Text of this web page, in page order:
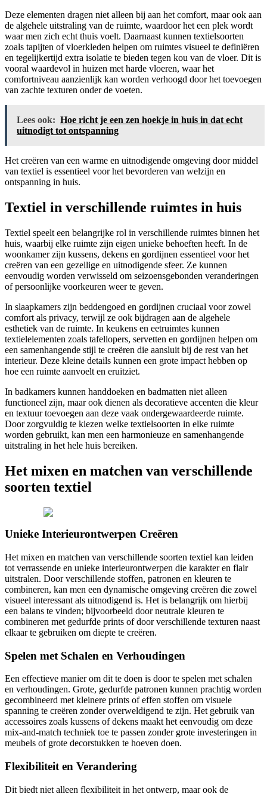
Deze elementen dragen niet alleen bij aan het comfort, maar ook aan
de algehele uitstraling van de ruimte, waardoor het een plek wordt
waar men zich echt thuis voelt. Daarnaast kunnen textielsoorten
zoals tapijten of vloerkleden helpen om ruimtes visueel te definiëren
en tegelijkertijd extra isolatie te bieden tegen kou van de vloer. Dit is
vooral waardevol in huizen met harde vloeren, waar het
comfortniveau aanzienlijk kan worden verhoogd door het toevoegen
van zachte texturen onder de voeten.
Lees ook: Hoe richt je een zen hoekje in huis in dat echt
uitnodigt tot ontspanning
Het creëren van een warme en uitnodigende omgeving door middel
van textiel is essentieel voor het bevorderen van welzijn en
ontspanning in huis.
Textiel in verschillende ruimtes in huis
Textiel speelt een belangrijke rol in verschillende ruimtes binnen het
huis, waarbij elke ruimte zijn eigen unieke behoeften heeft. In de
woonkamer zijn kussens, dekens en gordijnen essentieel voor het
creëren van een gezellige en uitnodigende sfeer. Ze kunnen
eenvoudig worden verwisseld om seizoensgebonden veranderingen
of persoonlijke voorkeuren weer te geven.
In slaapkamers zijn beddengoed en gordijnen cruciaal voor zowel
comfort als privacy, terwijl ze ook bijdragen aan de algehele
esthetiek van de ruimte. In keukens en eetruimtes kunnen
textielelementen zoals tafellopers, servetten en gordijnen helpen om
een samenhangende stijl te creëren die aansluit bij de rest van het
interieur. Deze kleine details kunnen een grote impact hebben op
hoe een ruimte aanvoelt en eruitziet.
In badkamers kunnen handdoeken en badmatten niet alleen
functioneel zijn, maar ook dienen als decoratieve accenten die kleur
en textuur toevoegen aan deze vaak ondergewaardeerde ruimte.
Door zorgvuldig te kiezen welke textielsoorten in elke ruimte
worden gebruikt, kan men een harmonieuze en samenhangende
uitstraling in het hele huis bereiken.
Het mixen en matchen van verschillende
soorten textiel
Unieke Interieurontwerpen Creëren
Het mixen en matchen van verschillende soorten textiel kan leiden
tot verrassende en unieke interieurontwerpen die karakter en flair
uitstralen. Door verschillende stoffen, patronen en kleuren te
combineren, kan men een dynamische omgeving creëren die zowel
visueel interessant als uitnodigend is. Het is belangrijk om hierbij
een balans te vinden; bijvoorbeeld door neutrale kleuren te
combineren met gedurfde prints of door verschillende texturen naast
elkaar te gebruiken om diepte te creëren.
Spelen met Schalen en Verhoudingen
Een effectieve manier om dit te doen is door te spelen met schalen
en verhoudingen. Grote, gedurfde patronen kunnen prachtig worden
gecombineerd met kleinere prints of effen stoffen om visuele
spanning te creëren zonder overweldigend te zijn. Het gebruik van
accessoires zoals kussens of dekens maakt het eenvoudig om deze
mix-and-match techniek toe te passen zonder grote investeringen in
meubels of grote decorstukken te hoeven doen.
Flexibiliteit en Verandering
Dit biedt niet alleen flexibiliteit in het ontwerp, maar ook de